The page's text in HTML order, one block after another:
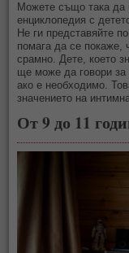
Можете също така да
енциклопедия с
Не ги представяйте
помага да се покаже,
срамно. Дете, което
ще може да говори за
ако е необходимо.
значението на
От 9 до 11